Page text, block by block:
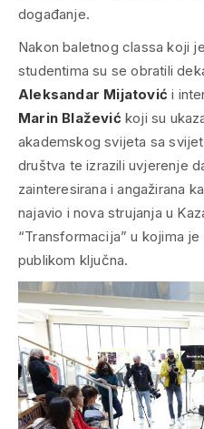
događanje.
Nakon baletnog classa koji
studentima su se obratili
Aleksandar Mijatović i
Marin Blažević koji su
akademskog svijeta sa
društva te izrazili uvjerenje
zainteresirana i angažirana
najavio i nova strujanja u
“Transformacija” u kojima
publikom ključna.